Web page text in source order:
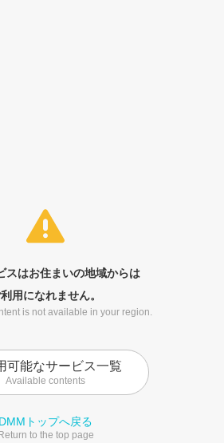
スはお住まいの地域からは
用になれません。
is not available in your region.
可能なサービス一覧
Available contents
DMMトップへ戻る
Return to the top page